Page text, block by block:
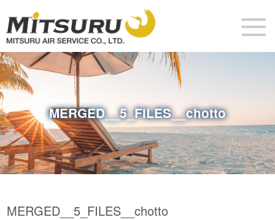
MERGED__5_FILES__chotto
MERGED__5_FILES__chotto